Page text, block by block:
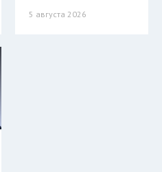
5 августа 2026